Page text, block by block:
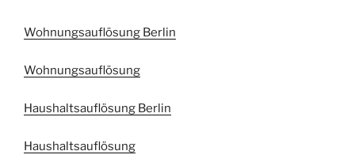
Wohnungsauflösung Berlin
Wohnungsauflösung
Haushaltsauflösung Berlin
Haushaltsauflösung